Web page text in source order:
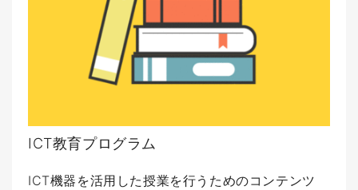
ICT教育プログラム
ICT機器を活用した授業を行うためのコンテンツ